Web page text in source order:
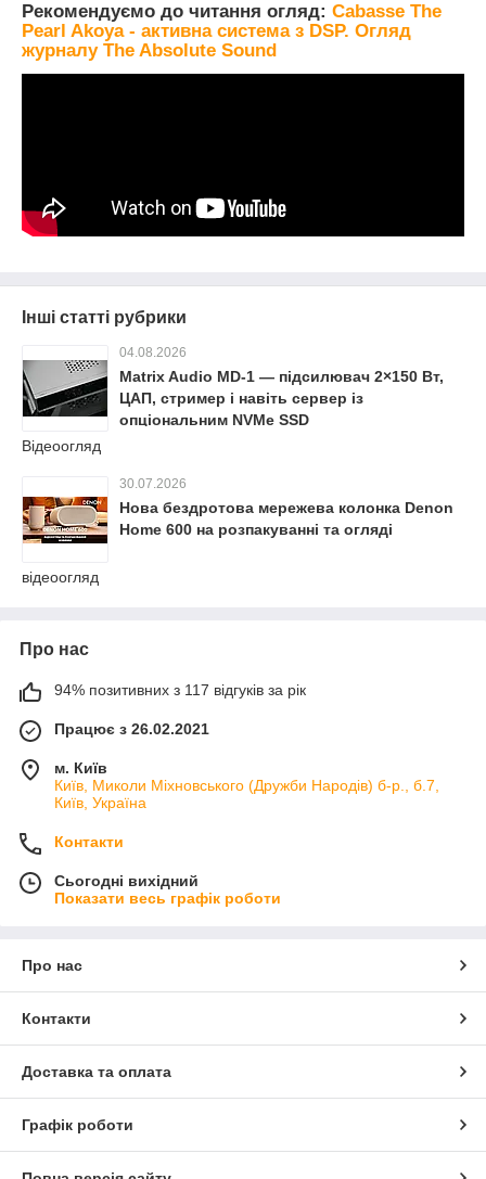
Рекомендуємо до читання огляд: Cabasse The
Pearl Akoya - активна система з DSP. Огляд
журналу The Absolute Sound
Інші статті рубрики
04.08.2026
Matrix Audio MD-1 — підсилювач 2×150 Вт,
ЦАП, стример і навіть сервер із
опціональним NVMe SSD
Відеоогляд
30.07.2026
Нова бездротова мережева колонка Denon
Home 600 на розпакуванні та огляді
відеоогляд
Про нас
94% позитивних з 117 відгуків за рік
Працює з 26.02.2021
м. Київ
Київ, Миколи Міхновського (Дружби Народів) б-р., б.7,
Київ, Україна
Контакти
Сьогодні вихідний
Показати весь графік роботи
Про нас
Контакти
Доставка та оплата
Графік роботи